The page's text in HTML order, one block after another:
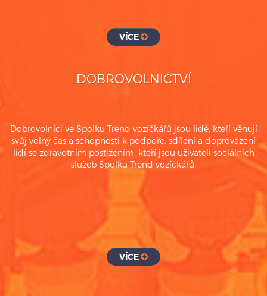
VÍCE
DOBROVOLNICTVÍ
Dobrovolníci ve Spolku Trend vozíčkářů jsou lidé, kteří věnují
svůj volný čas a schopnosti k podpoře, sdílení a doprovázení
lidí se zdravotním postižením, kteří jsou uživateli sociálních
služeb Spolku Trend vozíčkářů.
VÍCE